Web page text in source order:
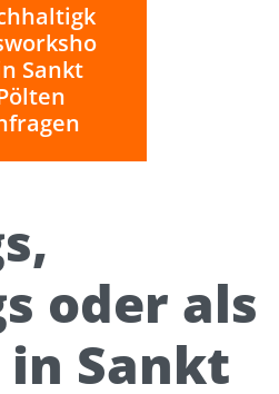
Sankt
oder als
Sankt